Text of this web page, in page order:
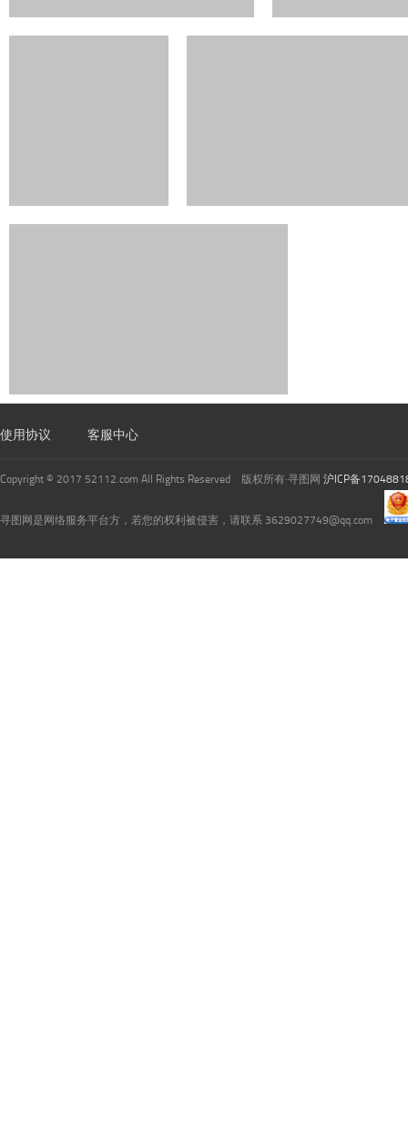
使用协议 客服中心
Copyright © 2017 52112.com All Rights Reserved 版权所有·寻图网 沪ICP备
寻图网是网络服务平台方，若您的权利被侵害，请联系 3629027749@qq.com